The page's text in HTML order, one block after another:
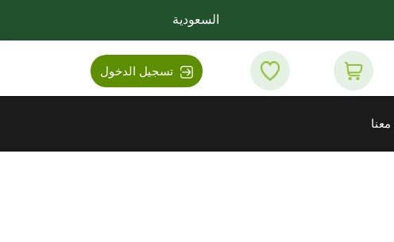
السعودية
تسجيل الدخول